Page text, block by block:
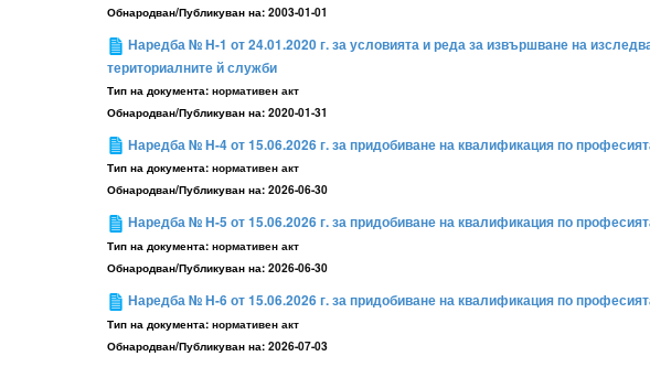
Обнародван/Публикуван на: 2003-01-01
Наредба № H-1 от 24.01.2020 г. за условията и реда за извършване на
териториалните й служби
Тип на документа: нормативен акт
Обнародван/Публикуван на: 2020-01-31
Наредба № H-4 от 15.06.2026 г. за придобиване на квалификация по
Тип на документа: нормативен акт
Обнародван/Публикуван на: 2026-06-30
Наредба № H-5 от 15.06.2026 г. за придобиване на квалификация по
Тип на документа: нормативен акт
Обнародван/Публикуван на: 2026-06-30
Наредба № H-6 от 15.06.2026 г. за придобиване на квалификация по
Тип на документа: нормативен акт
Обнародван/Публикуван на: 2026-07-03